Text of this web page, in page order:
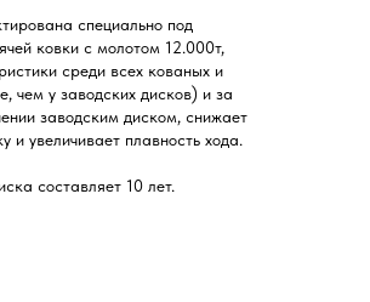
специально под
ковки с молотом 12.000т,
среди всех кованых и
чем у заводских дисков) и за
заводским диском, снижает
и увеличивает плавность хода.
составляет 10 лет.